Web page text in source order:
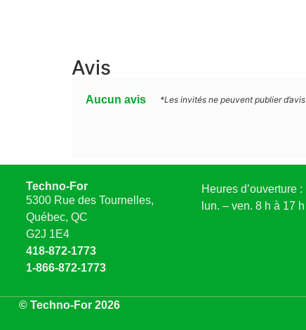
Avis
Aucun avis *Les invités ne peuvent publier d’avis
Techno-For
5300 Rue des Tournelles,
Québec, QC
G2J 1E4
418-872-1773
1-866-872-1773
Heures d’ouverture :
lun. – ven. 8 h à 17 h
© Techno-For 2026